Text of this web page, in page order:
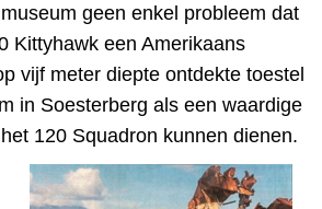
geen enkel probleem dat
Kittyhawk een Amerikaans
vijf meter diepte ontdekte toestel
in Soesterberg als een waardige
120 Squadron kunnen dienen.